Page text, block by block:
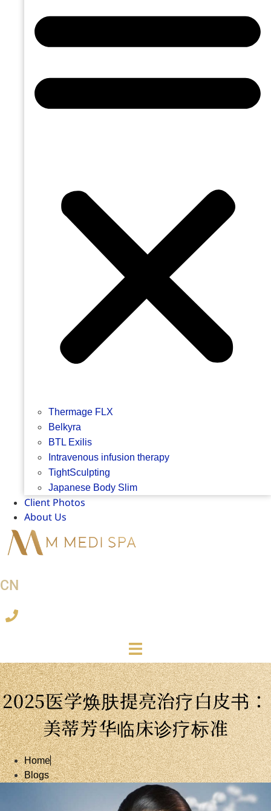
Thermage FLX
Belkyra
BTL Exilis
Intravenous infusion therapy
TightSculpting
Japanese Body Slim
Client Photos
About Us
CN
2025医学焕肤提亮治疗白皮书：
美蒂芳华临床诊疗标准
Home
Blogs